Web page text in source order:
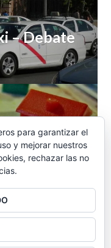
– Debate
y
para garantizar el
y mejorar nuestros
rechazar las no